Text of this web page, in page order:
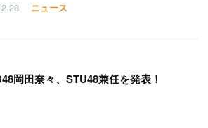
ニュース
岡田奈々、STU48兼任を発表！